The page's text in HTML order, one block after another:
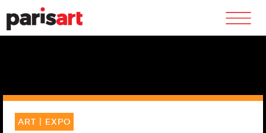
m
ART | EXPO